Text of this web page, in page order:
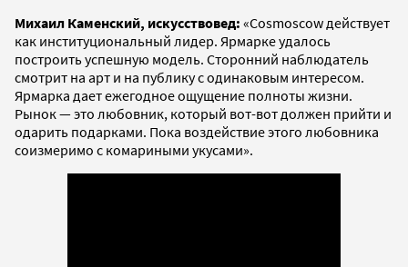
Михаил Каменский, искусствовед: «Cosmoscow действует
как институциональный лидер. Ярмарке удалось
построить успешную модель. Сторонний наблюдатель
смотрит на арт и на публику с одинаковым интересом.
Ярмарка дает ежегодное ощущение полноты жизни.
Рынок — это любовник, который вот-вот должен прийти и
одарить подарками. Пока воздействие этого любовника
соизмеримо с комариными укусами».